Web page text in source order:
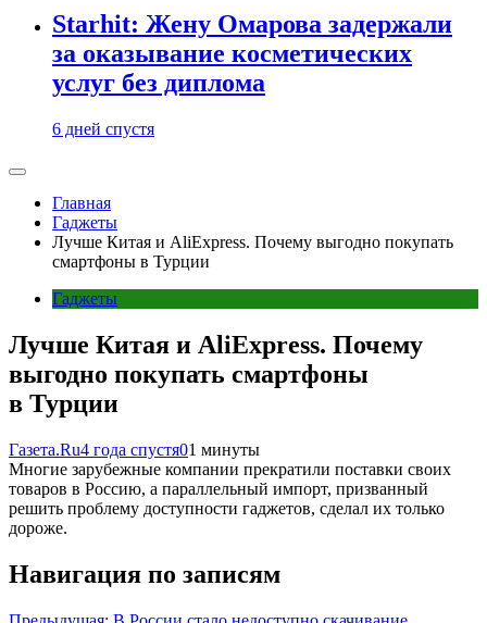
Starhit: Жену Омарова задержали
за оказывание косметических
услуг без диплома
6 дней спустя
Главная
Гаджеты
Лучше Китая и AliExpress. Почему выгодно покупать
смартфоны в Турции
Гаджеты
Лучше Китая и AliExpress. Почему
выгодно покупать смартфоны
в Турции
Газета.Ru4 года спустя01 минуты
Многие зарубежные компании прекратили поставки своих
товаров в Россию, а параллельный импорт, призванный
решить проблему доступности гаджетов, сделал их только
дороже.
Навигация по записям